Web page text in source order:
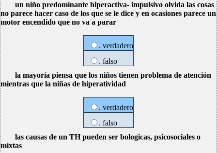
un niño predominante hiperactiva- impulsivo olvida las cosas
no parece hacer caso de los que se le dice y en ocasiones parece un
motor encendido que no va a parar
. verdadero
. falso
la mayoría piensa que los niños tienen problema de atención
mientras que la niñas de hiperatividad
. verdadero
. falso
las causas de un TH pueden ser bologicas, psicosociales o
mixtas